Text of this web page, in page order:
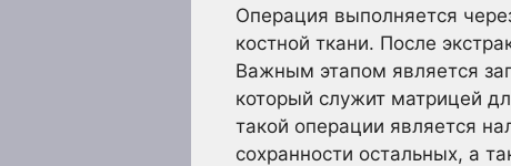
Операция выполняется
костной ткани. После
Важным этапом является
который служит матрицей
такой операции является
сохранности остальных, а